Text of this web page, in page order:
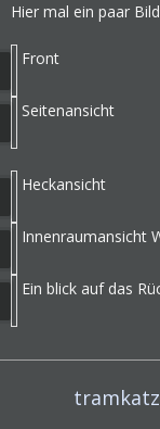
Hier mal ein paar
Front
Seitenansicht
Heckansicht
Innenraumansicht
Ein blick auf das